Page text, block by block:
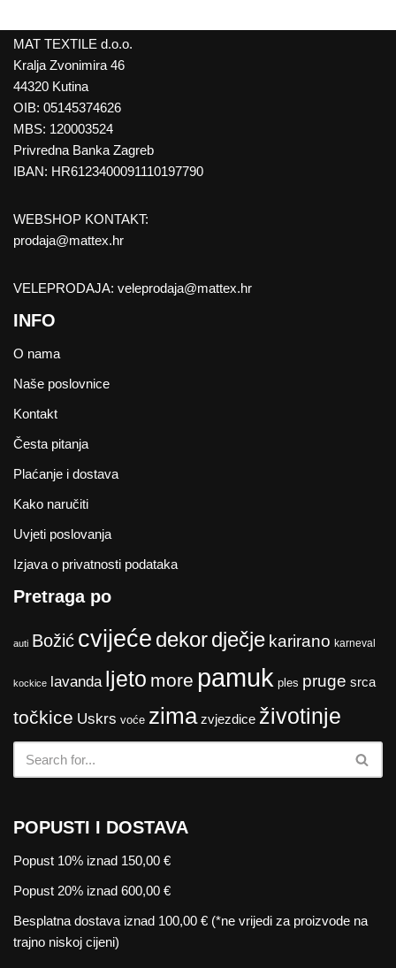
MAT TEXTILE d.o.o.
Kralja Zvonimira 46
44320 Kutina
OIB: 05145374626
MBS: 120003524
Privredna Banka Zagreb
IBAN: HR6123400091110197790
WEBSHOP KONTAKT:
prodaja@mattex.hr
VELEPRODAJA: veleprodaja@mattex.hr
INFO
O nama
Naše poslovnice
Kontakt
Česta pitanja
Plaćanje i dostava
Kako naručiti
Uvjeti poslovanja
Izjava o privatnosti podataka
Pretraga po
auti Božić cvijeće dekordječje karirano karneval
kockice lavanda ljeto more pamuk ples pruge srca
točkice Uskrs voće zima zvjezdice životinje
POPUSTI I DOSTAVA
Popust 10% iznad 150,00 €
Popust 20% iznad 600,00 €
Besplatna dostava iznad 100,00 € (*ne vrijedi za proizvode na
trajno niskoj cijeni)